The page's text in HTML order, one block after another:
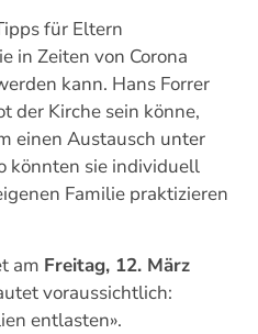
für Eltern
in Zeiten von Corona
kann. Hans Forrer
der Kirche sein könne,
einen Austausch unter
könnten sie individuell
Familie praktizieren
am Freitag, 12. März
voraussichtlich:
entlasten».